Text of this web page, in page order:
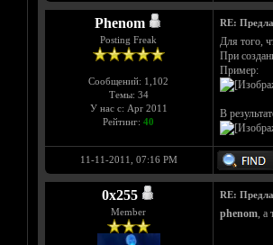
Phenom
Posting Freak
Сообщений: 1,102
Темы: 34
У нас с: Apr 2011
Рейтинг: 40
RE:
Для того,
При
Пример:
В
11-11-2011, 07:16 PM
0х255
Member
RE:
phenom, а